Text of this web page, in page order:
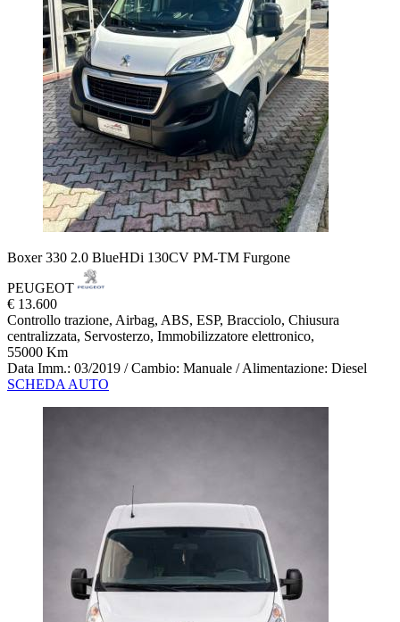
Boxer 330 2.0 BlueHDi 130CV PM-TM Furgone
PEUGEOT
€ 13.600
Controllo trazione, Airbag, ABS, ESP, Bracciolo, Chiusura
centralizzata, Servosterzo, Immobilizzatore elettronico,
55000 Km
Data Imm.: 03/2019 / Cambio: Manuale / Alimentazione: Diesel
SCHEDA AUTO